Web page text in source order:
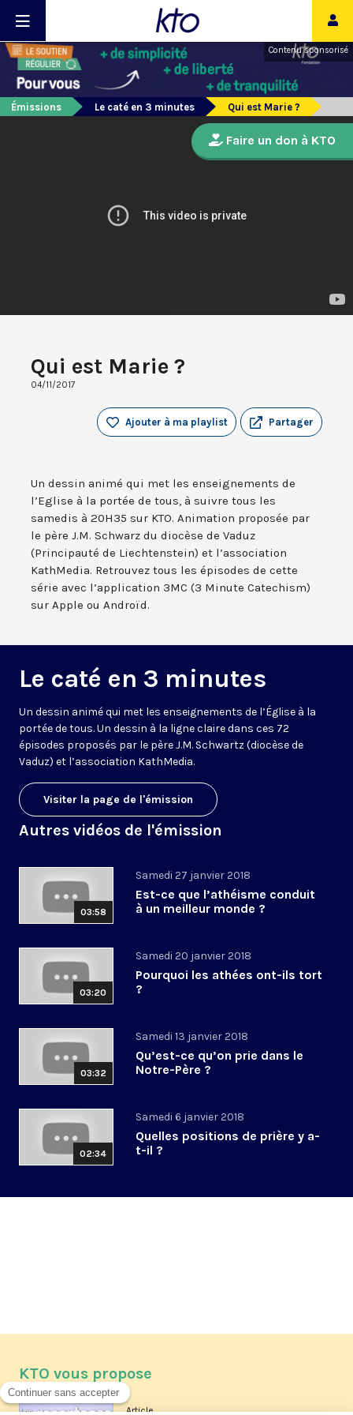
Contenu sponsorisé
Émissions Le caté en 3 minutes Qui est Marie ?
Qui est Marie ?
04/11/2017
Partager
Ajouter à ma playlist
Un dessin animé qui met les enseignements de
l’Eglise à la portée de tous, à suivre tous les
samedis à 20H35 sur KTO. Animation proposée par
le père J.M. Schwarz du diocèse de Vaduz
(Principauté de Liechtenstein) et l’association
KathMedia. Retrouvez tous les épisodes de cette
série avec l’application 3MC (3 Minute Catechism)
sur Apple ou Androïd.
Le caté en 3 minutes
Un dessin animé qui met les enseignements de l’Église à la
portée de tous. Un dessin à la ligne claire dans ces 72
épisodes proposés par le père J.M. Schwartz (diocèse de
Vaduz) et l’association KathMedia.
Visiter la page de l'émission
Autres vidéos de l'émission
03:58
Samedi 27 janvier 2018
Est-ce que l’athéisme conduit
à un meilleur monde ?
03:20
Samedi 20 janvier 2018
Pourquoi les athées ont-ils tort
?
03:32
Samedi 13 janvier 2018
Qu’est-ce qu’on prie dans le
Notre-Père ?
02:34
Samedi 6 janvier 2018
Quelles positions de prière y a-
t-il ?
Faire un don à KTO
KTO vous propose
Article